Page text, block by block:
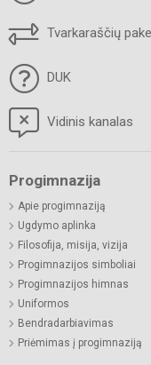
Tvarkaraščių
DUK
Vidinis kanalas
Progimnazija
Apie progimnaziją
Ugdymo aplinka
Filosofija, misija, vizija
Progimnazijos simboliai
Progimnazijos himnas
Uniformos
Bendradarbiavimas
Priėmimas į progimnaziją